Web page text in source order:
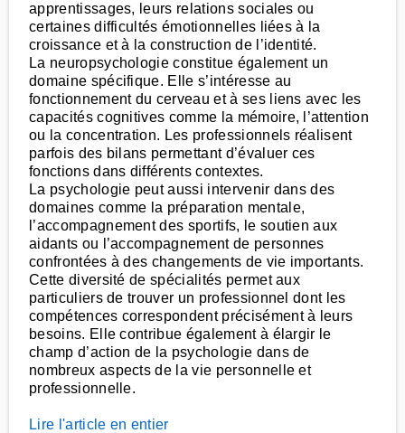
apprentissages, leurs relations sociales ou
certaines difficultés émotionnelles liées à la
croissance et à la construction de l’identité.
La neuropsychologie constitue également un
domaine spécifique. Elle s’intéresse au
fonctionnement du cerveau et à ses liens avec les
capacités cognitives comme la mémoire, l’attention
ou la concentration. Les professionnels réalisent
parfois des bilans permettant d’évaluer ces
fonctions dans différents contextes.
La psychologie peut aussi intervenir dans des
domaines comme la préparation mentale,
l’accompagnement des sportifs, le soutien aux
aidants ou l’accompagnement de personnes
confrontées à des changements de vie importants.
Cette diversité de spécialités permet aux
particuliers de trouver un professionnel dont les
compétences correspondent précisément à leurs
besoins. Elle contribue également à élargir le
champ d’action de la psychologie dans de
nombreux aspects de la vie personnelle et
professionnelle.
Lire l'article en entier